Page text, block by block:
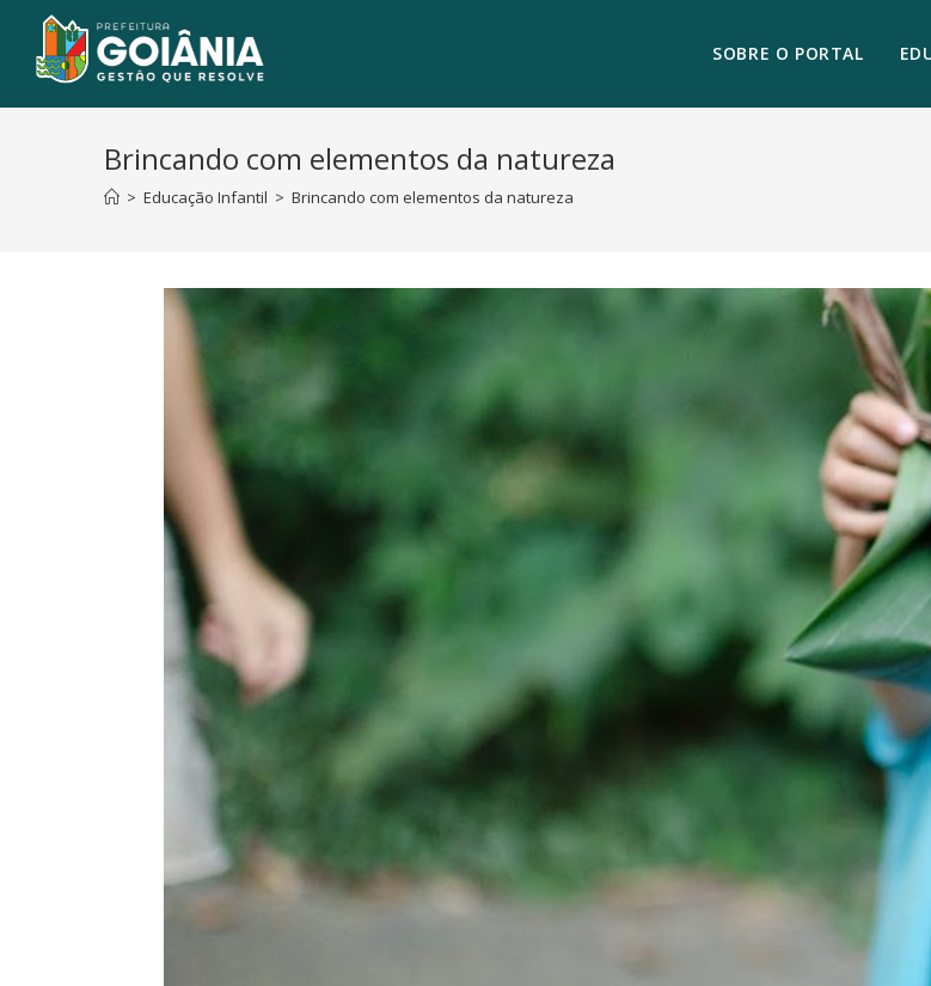
SOBRE O PORTAL
Brincando com elementos da natureza
> Educação Infantil > Brincando com elementos da natureza